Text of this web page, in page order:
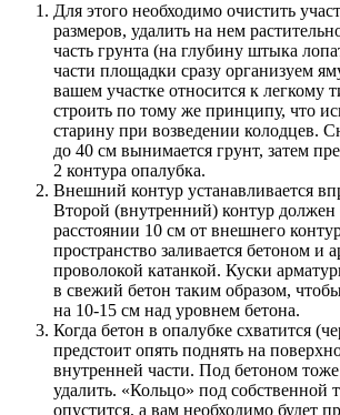
Для этого необходимо очистить
размеров, удалить на нем
часть грунта (на глубину штыка
части площадки сразу организуем
вашем участке относится к легкому
строить по тому же принципу, что
старину при возведении колодцев.
до 40 см вынимается грунт, затем
2 контура опалубка.
Внешний контур устанавливается
Второй (внутренний) контур должен
расстоянии 10 см от внешнего
пространство заливается бетоном и
проволокой катанкой. Куски
в свежий бетон таким образом,
на 10-15 см над уровнем бетона.
Когда бетон в опалубке схватится
предстоит опять поднять на
внутренней части. Под бетоном
удалить. «Кольцо» под собственной
опустится, а вам необходимо будет